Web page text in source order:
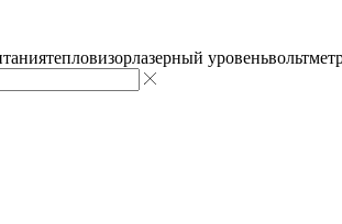
тепловизорлазерный уровень